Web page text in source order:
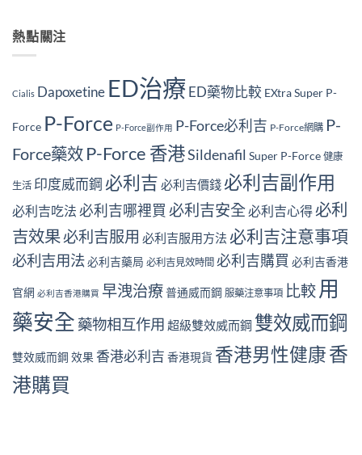
熱點關注
Cialis Dapoxetine ED治療ED藥物比較 EXtra Super P-
Force P-Force P-Force副作用 P-Force必利吉 P-Force網購 P-
Force藥效 P-Force 香港Sildenafil Super P-Force 健康
生活 印度威而鋼 必利吉 必利吉價錢 必利吉副作用
必利吉吃法 必利吉哪裡買 必利吉安全必利吉心得必利
吉效果必利吉服用 必利吉服用方法必利吉注意事項
必利吉用法必利吉藥局 必利吉見效時間 必利吉購買 必利吉香港
官網 必利吉香港購買 早洩治療普通威而鋼 服藥注意事項 比較 用
藥安全 藥物相互作用 超級雙效威而鋼 雙效威而鋼
雙效威而鋼 效果 香港必利吉 香港現貨 香港男性健康香
港購買